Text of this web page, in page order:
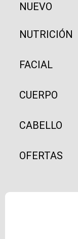
NUEVO
NUTRICIÓN
FACIAL
CUERPO
CABELLO
OFERTAS